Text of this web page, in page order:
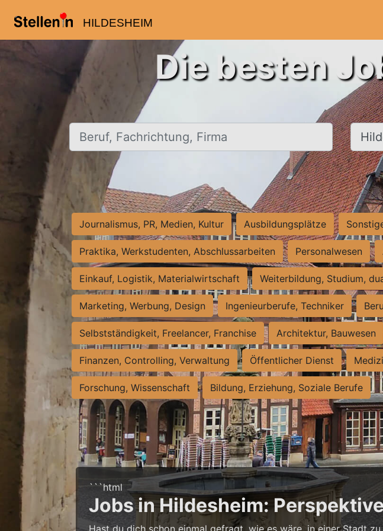
HILDESHEIM
Die besten
Beruf, Fachrichtung, Firma Ort,
Journalismus, PR, Medien, Kultur Ausbildungsplätze
Praktika, Werkstudenten, Abschlussarbeiten Personalwesen
Einkauf, Logistik, Materialwirtschaft Weiterbildung, Studium,
Marketing, Werbung, Design Ingenieurberufe, Techniker
Selbstständigkeit, Freelancer, Franchise Architektur, Bauwesen
Finanzen, Controlling, Verwaltung Öffentlicher Dienst
Forschung, Wissenschaft Bildung, Erziehung, Soziale Berufe
```html
Jobs in Hildesheim: